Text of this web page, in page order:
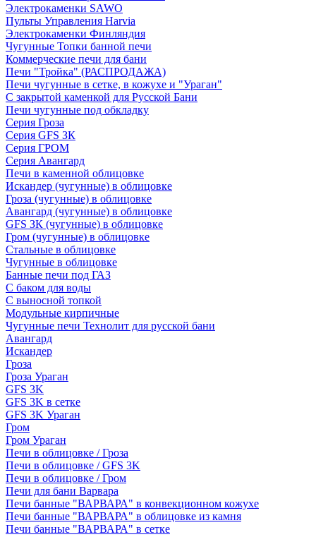
Электрокаменки SAWO
Пульты Управления Harvia
Электрокаменки Финляндия
Чугунные Топки банной печи
Коммерческие печи для бани
Печи "Тройка" (РАСПРОДАЖА)
Печи чугунные в сетке, в кожухе и "Ураган"
С закрытой каменкой для Русской Бани
Печи чугунные под обкладку
Серия Гроза
Серия GFS ЗК
Серия ГРОМ
Серия Авангард
Печи в каменной облицовке
Искандер (чугунные) в облицовке
Гроза (чугунные) в облицовке
Авангард (чугунные) в облицовке
GFS ЗК (чугунные) в облицовке
Гром (чугунные) в облицовке
Стальные в облицовке
Чугунные в облицовке
Банные печи под ГАЗ
С баком для воды
С выносной топкой
Модульные кирпичные
Чугунные печи Технолит для русской бани
Авангард
Искандер
Гроза
Гроза Ураган
GFS 3K
GFS 3K в сетке
GFS 3K Ураган
Гром
Гром Ураган
Печи в облицовке / Гроза
Печи в облицовке / GFS 3K
Печи в облицовке / Гром
Печи для бани Варвара
Печи банные "ВАРВАРА" в конвекционном кожухе
Печи банные "ВАРВАРА" в облицовке из камня
Печи банные "ВАРВАРА" в сетке